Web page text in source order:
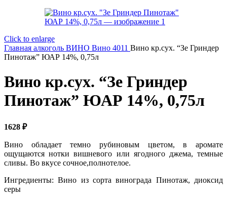
Click to enlarge
Главная алкоголь ВИНО Вино 4011 Вино кр.сух. “Зе Гриндер
Пинотаж” ЮАР 14%, 0,75л
Вино кр.сух. “Зе Гриндер
Пинотаж” ЮАР 14%, 0,75л
1628 ₽
Вино обладает темно рубиновым цветом, в аромате
ощущаются нотки вишневого или ягодного джема, темные
сливы. Во вкусе сочное,полнотелое.
Ингредиенты: Вино из сорта винограда Пинотаж, диоксид
серы